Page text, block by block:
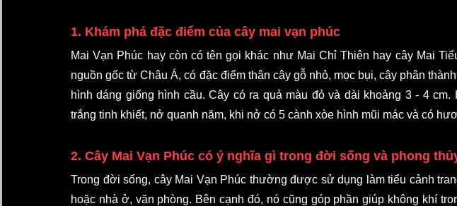
1. Khám phá đặc điểm của cây mai vạn phúc
Mai Vạn Phúc hay còn có tên gọi khác như Mai Chỉ Thiên hay cây Mai
nguồn gốc từ Châu Á, có đặc điểm thân cây gỗ nhỏ, mọc bụi, cây phân
hình dáng giống hình cầu. Cây có ra quả màu đỏ và dài khoảng 3 - 4 cm.
trắng tinh khiết, nở quanh năm, khi nở có 5 cành xòe hình mũi mác và có
2. Cây Mai Vạn Phúc có ý nghĩa gì trong đời sống và phong
Trong đời sống, cây Mai Vạn Phúc thường được sử dụng làm tiểu cảnh
hoặc nhà ở, văn phòng. Bên cạnh đó, nó cũng góp phần giúp không khí